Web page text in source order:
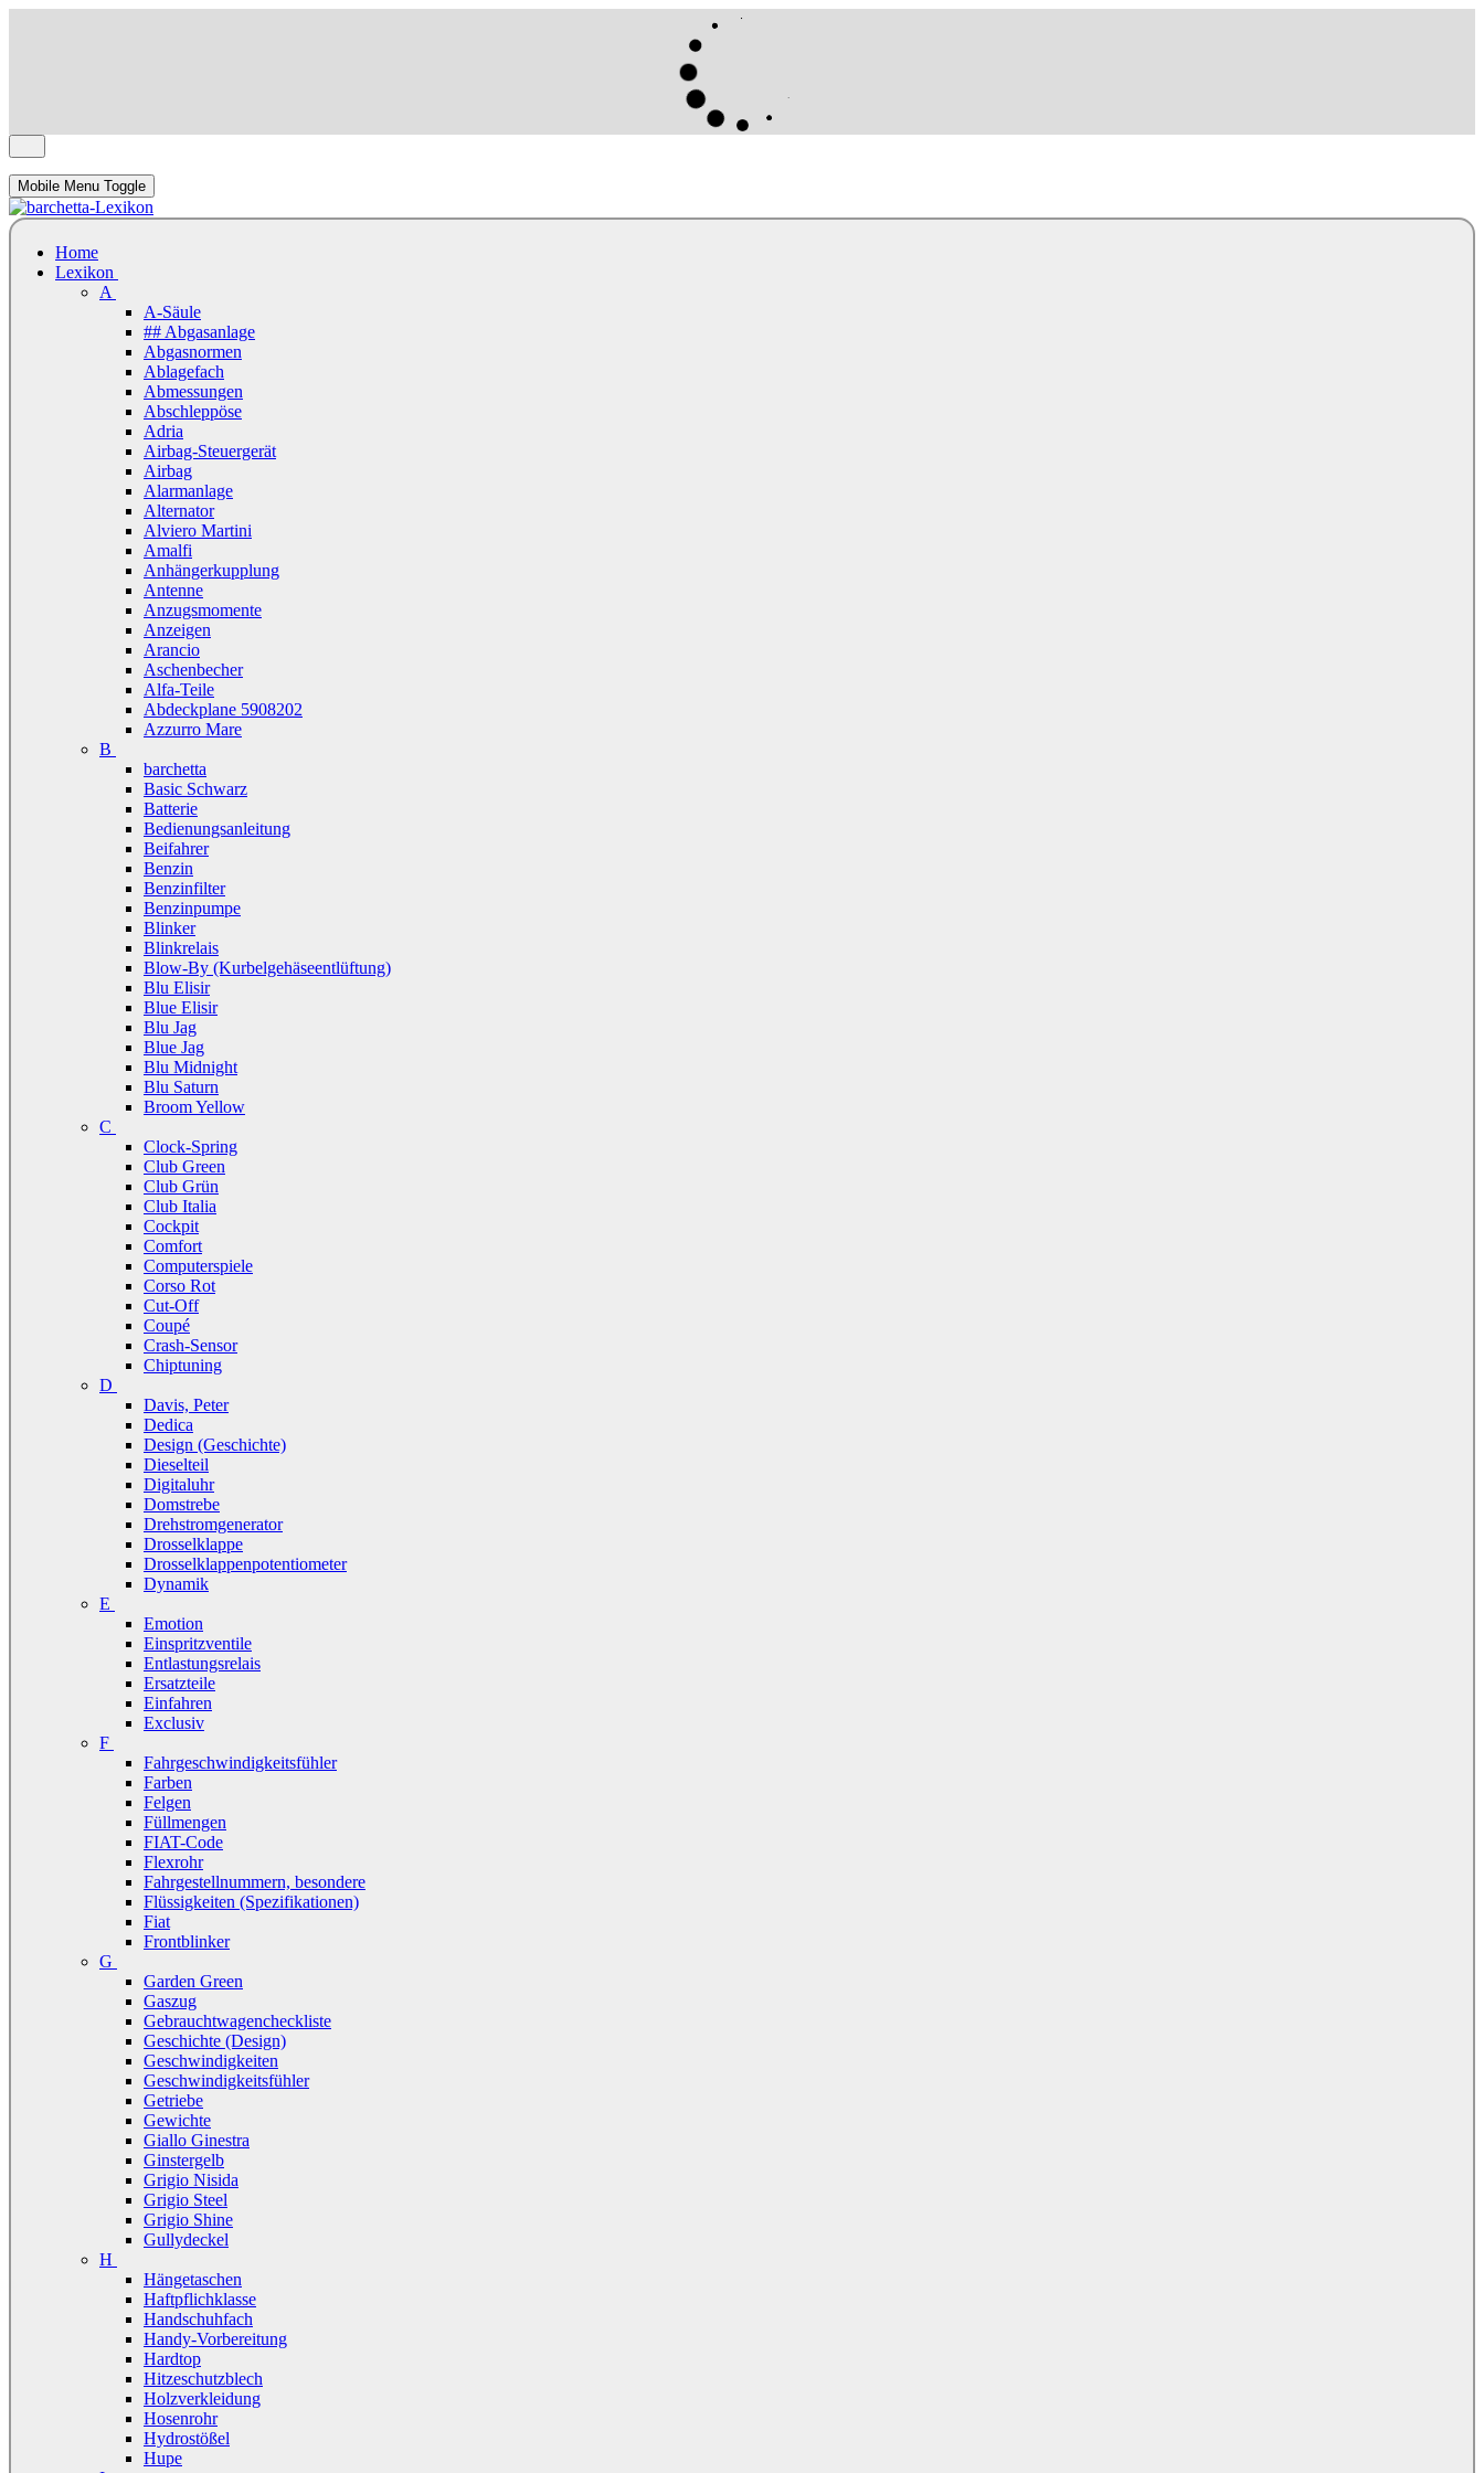
Mobile Menu Toggle
Home
Lexikon
A
A-Säule
## Abgasanlage
Abgasnormen
Ablagefach
Abmessungen
Abschleppöse
Adria
Airbag-Steuergerät
Airbag
Alarmanlage
Alternator
Alviero Martini
Amalfi
Anhängerkupplung
Antenne
Anzugsmomente
Anzeigen
Arancio
Aschenbecher
Alfa-Teile
Abdeckplane 5908202
Azzurro Mare
B
barchetta
Basic Schwarz
Batterie
Bedienungsanleitung
Beifahrer
Benzin
Benzinfilter
Benzinpumpe
Blinker
Blinkrelais
Blow-By (Kurbelgehäseentlüftung)
Blu Elisir
Blue Elisir
Blu Jag
Blue Jag
Blu Midnight
Blu Saturn
Broom Yellow
C
Clock-Spring
Club Green
Club Grün
Club Italia
Cockpit
Comfort
Computerspiele
Corso Rot
Cut-Off
Coupé
Crash-Sensor
Chiptuning
D
Davis, Peter
Dedica
Design (Geschichte)
Dieselteil
Digitaluhr
Domstrebe
Drehstromgenerator
Drosselklappe
Drosselklappenpotentiometer
Dynamik
E
Emotion
Einspritzventile
Entlastungsrelais
Ersatzteile
Einfahren
Exclusiv
F
Fahrgeschwindigkeitsfühler
Farben
Felgen
Füllmengen
FIAT-Code
Flexrohr
Fahrgestellnummern, besondere
Flüssigkeiten (Spezifikationen)
Fiat
Frontblinker
G
Garden Green
Gaszug
Gebrauchtwagencheckliste
Geschichte (Design)
Geschwindigkeiten
Geschwindigkeitsfühler
Getriebe
Gewichte
Giallo Ginestra
Ginstergelb
Grigio Nisida
Grigio Steel
Grigio Shine
Gullydeckel
H
Hängetaschen
Haftpflichklasse
Handschuhfach
Handy-Vorbereitung
Hardtop
Hitzeschutzblech
Holzverkleidung
Hosenrohr
Hydrostößel
Hupe